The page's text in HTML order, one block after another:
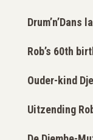
Drum’n’Dans
Rob’s 60th
Ouder-kind
Uitzending